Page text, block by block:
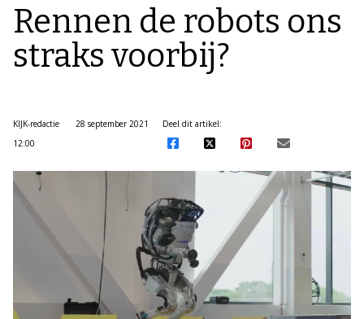
Rennen de robots ons
straks voorbij?
KIJK-redactie
28 september 2021
12:00
Deel dit artikel: